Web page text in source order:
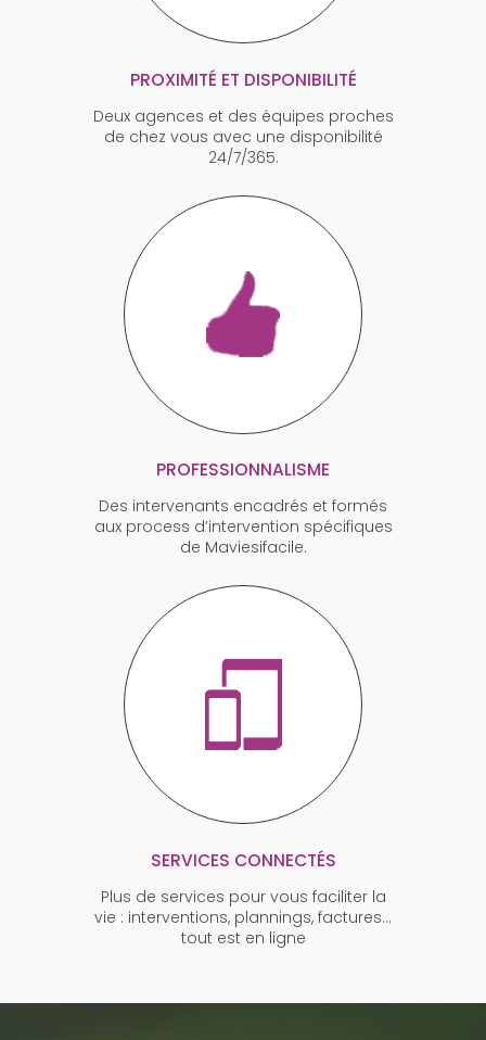
PROXIMITÉ ET DISPONIBILITÉ
Deux agences et des équipes proches
de chez vous avec une disponibilité
24/7/365.
PROFESSIONNALISME
Des intervenants encadrés et formés
aux process d’intervention spécifiques
de Maviesifacile.
SERVICES CONNECTÉS
Plus de services pour vous faciliter la
vie : interventions, plannings, factures…
tout est en ligne